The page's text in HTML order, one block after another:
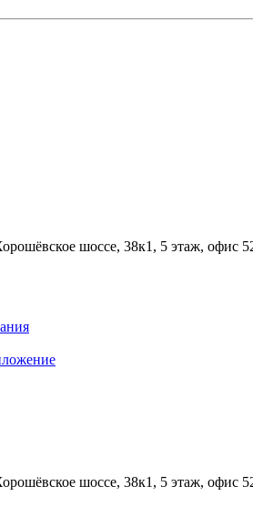
шоссе, 38к1, 5 этаж,
шоссе, 38к1, 5 этаж,